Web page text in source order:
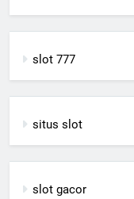
slot 777
situs slot
slot gacor